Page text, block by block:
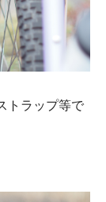
トラップ等で